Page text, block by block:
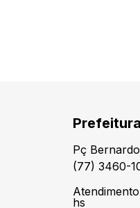
Pç
(77) 3460-
hs